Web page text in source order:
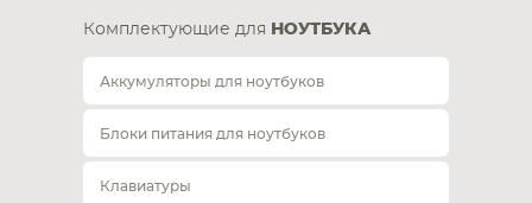
Комплектующие для НОУТБУКА
Аккумуляторы для ноутбуков
Блоки питания для ноутбуков
Клавиатуры